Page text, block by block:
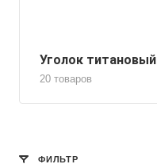
Уголок титановый
20 товаров
ФИЛЬТР